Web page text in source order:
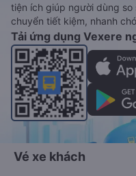
tiện ích giúp người dùng
chuyển tiết kiệm, nhanh
Tải ứng dụng Vexere
Vé xe khách